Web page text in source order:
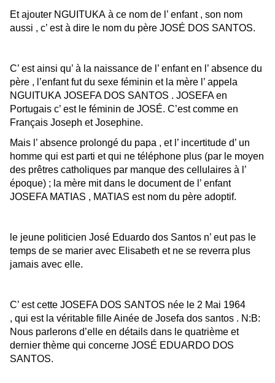
Et ajouter NGUITUKA à ce nom de l’ enfant , son nom
aussi , c’ est à dire le nom du père JOSÉ DOS SANTOS.
C’ est ainsi qu’ à la naissance de l’ enfant en l’ absence du
père , l’enfant fut du sexe féminin et la mère l’ appela
NGUITUKA JOSEFA DOS SANTOS . JOSEFA en
Portugais c’ est le féminin de JOSÉ. C’est comme en
Français Joseph et Josephine.
Mais l’ absence prolongé du papa , et l’ incertitude d’ un
homme qui est parti et qui ne téléphone plus (par le moyen
des prêtres catholiques par manque des cellulaires à l’
époque) ; la mère mit dans le document de l’ enfant
JOSEFA MATIAS , MATIAS est nom du père adoptif.
le jeune politicien José Eduardo dos Santos n’ eut pas le
temps de se marier avec Elisabeth et ne se reverra plus
jamais avec elle.
C’ est cette JOSEFA DOS SANTOS née le 2 Mai 1964
, qui est la véritable fille Ainée de Josefa dos santos . N:B:
Nous parlerons d’elle en détails dans le quatrième et
dernier thème qui concerne JOSÉ EDUARDO DOS
SANTOS.